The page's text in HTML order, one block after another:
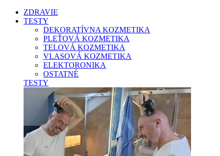
ZDRAVIE
TESTY
DEKORATÍVNA KOZMETIKA
PLEŤOVÁ KOZMETIKA
TELOVÁ KOZMETIKA
VLASOVÁ KOZMETIKA
ELEKTORONIKA
OSTATNÉ
TESTY